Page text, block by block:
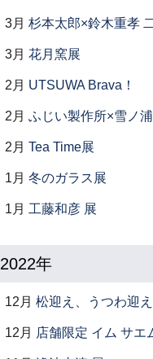
3月 杉本太郎×鈴木重孝
3月 花月窯展
2月 UTSUWA Brava！
2月 ふじい製作所×雪ノ
2月 Tea Time展
1月 冬のガラス展
1月 工藤和彦 展
2022年
12月 松迎え、うつわ迎
12月 店舗限定 イム サ